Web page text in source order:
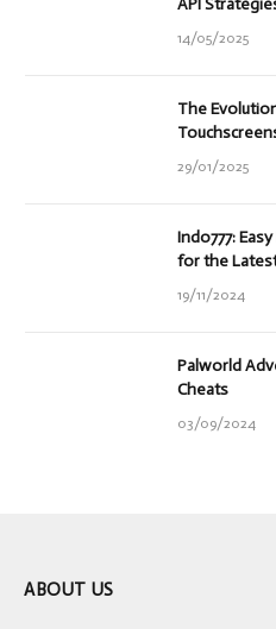
14/05/2025
The
29/01/2025
Indo777:
for the
19/11/2024
Palworld
Cheats
03/09/2024
ABOUT US